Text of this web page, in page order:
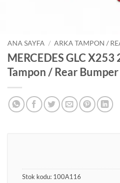
ANA SAYFA / ARKA TAMPON /
MERCEDES GLC
Tampon / Rear Bumper
Stok kodu: 100A116